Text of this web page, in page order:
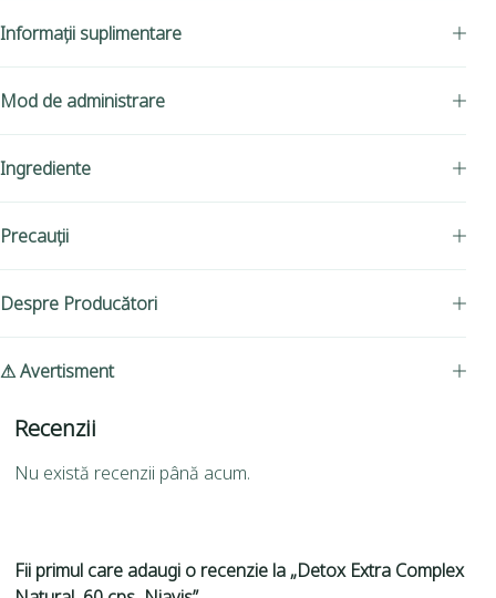
Informații suplimentare
Mod de administrare
Ingrediente
Precauții
Despre Producători
⚠ Avertisment
Recenzii
Nu există recenzii până acum.
Fii primul care adaugi o recenzie la „Detox Extra Complex